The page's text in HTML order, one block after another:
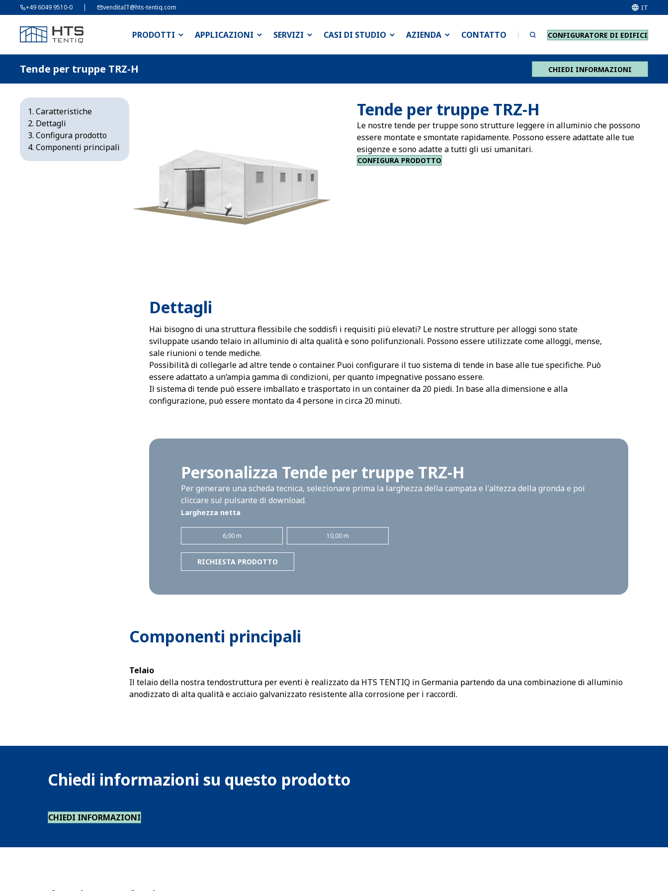
+49 6049 9510-0 venditaIT@hts-tentiq.com IT
PRODOTTI APPLICAZIONI SERVIZI CASI DI STUDIO AZIENDA CONTATTO CONFIGURATORE DI EDIFICI
Tende per truppe TRZ-H CHIEDI INFORMAZIONI
Caratteristiche
Dettagli
Configura prodotto
Componenti principali
Tende per truppe TRZ-H
Le nostre tende per truppe sono strutture leggere in alluminio che possono
essere montate e smontate rapidamente. Possono essere adattate alle tue
esigenze e sono adatte a tutti gli usi umanitari.
CONFIGURA PRODOTTO
Dettagli
Hai bisogno di una struttura flessibile che soddisfi i requisiti più elevati? Le nostre strutture per alloggi sono state
sviluppate usando telaio in alluminio di alta qualità e sono polifunzionali. Possono essere utilizzate come alloggi, mense,
sale riunioni o tende mediche.
Possibilità di collegarle ad altre tende o container. Puoi configurare il tuo sistema di tende in base alle tue specifiche. Può
essere adattato a un’ampia gamma di condizioni, per quanto impegnative possano essere.
Il sistema di tende può essere imballato e trasportato in un container da 20 piedi. In base alla dimensione e alla
configurazione, può essere montato da 4 persone in circa 20 minuti.
Personalizza Tende per truppe TRZ-H
Per generare una scheda tecnica, selezionare prima la larghezza della campata e l'altezza della gronda e poi
cliccare sul pulsante di download.
Larghezza netta
6,00 m 10,00 m
RICHIESTA PRODOTTO
Componenti principali
Telaio
Il telaio della nostra tendostruttura per eventi è realizzato da HTS TENTIQ in Germania partendo da una combinazione di alluminio
anodizzato di alta qualità e acciaio galvanizzato resistente alla corrosione per i raccordi.
Chiedi informazioni su questo prodotto
CHIEDI INFORMAZIONI